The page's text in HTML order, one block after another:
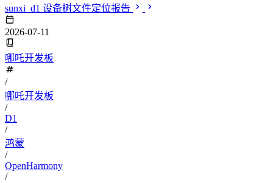
sunxi_d1 设备树文件定位报告
2026-07-11
哪吒开发板
/
哪吒开发板
/
D1
/
鸿蒙
/
OpenHarmony
/